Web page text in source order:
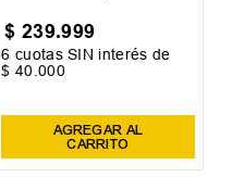
$ 239.999
6 cuotas SIN interés de
$ 40 000
AGREGAR AL
CARRITO